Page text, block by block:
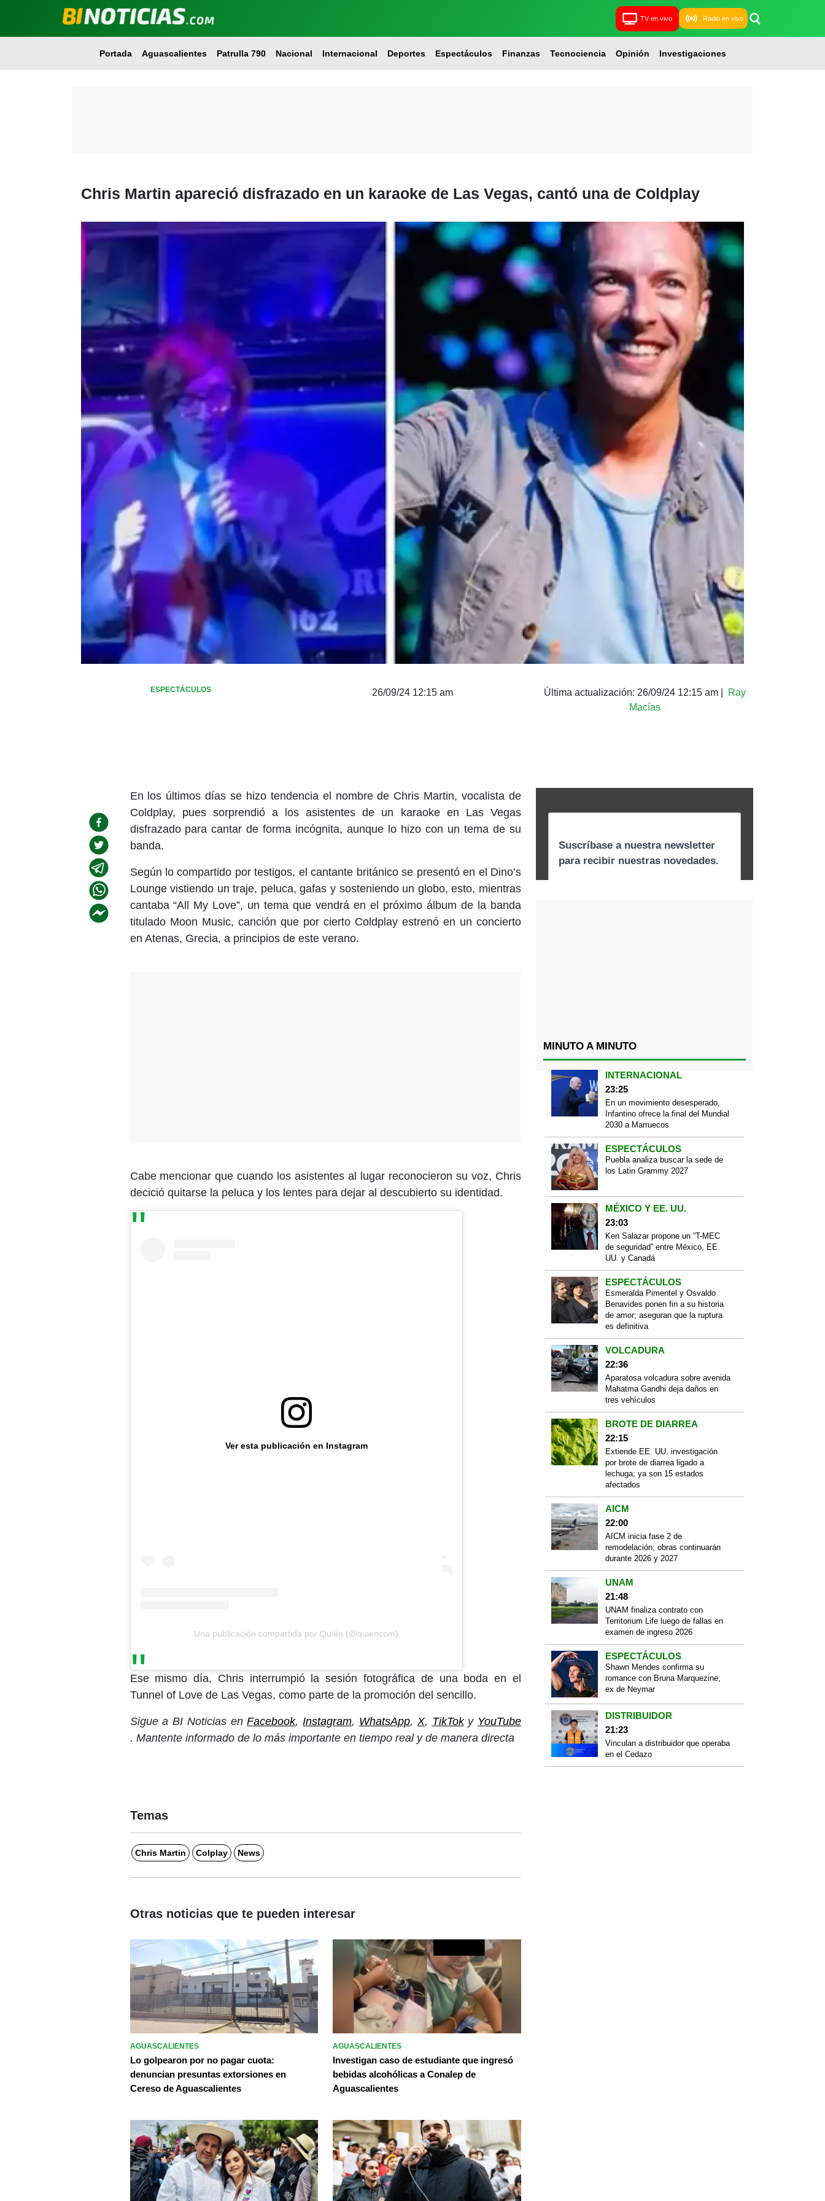
TV en vivo Radio en vivo
Portada Aguascalientes Patrulla 790 Nacional Internacional Deportes Espectáculos Finanzas Tecnociencia Opinión Investigaciones
Chris Martin apareció disfrazado en un karaoke de Las Vegas, cantó una de Coldplay
ESPECTÁCULOS 26/09/24 12:15 am Última actualización: 26/09/24 12:15 am|
Ray
Macías
En los últimos días se hizo tendencia el nombre de Chris Martin, vocalista de
Coldplay, pues sorprendió a los asistentes de un karaoke en Las Vegas
disfrazado para cantar de forma incógnita, aunque lo hizo con un tema de su
banda.
Según lo compartido por testigos, el cantante británico se presentó en el Dino’s
Lounge vistiendo un traje, peluca, gafas y sosteniendo un globo, esto, mientras
cantaba “All My Love”, un tema que vendrá en el próximo álbum de la banda
titulado Moon Music, canción que por cierto Coldplay estrenó en un concierto
en Atenas, Grecia, a principios de este verano.
Cabe mencionar que cuando los asistentes al lugar reconocieron su voz, Chris
decició quitarse la peluca y los lentes para dejar al descubierto su identidad.
Ver esta publicación en Instagram
Una publicación compartida por Quién (@quiencom)
Ese mismo día, Chris interrumpió la sesión fotográfica de una boda en el
Tunnel of Love de Las Vegas, como parte de la promoción del sencillo.
Sigue a BI Noticias enFacebook,Instagram, WhatsApp, X, TikToky YouTube
. Mantente informado de lo más importante en tiempo real y de manera directa
Temas
Chris Martin Colplay News
MINUTO A MINUTO
INTERNACIONAL
23:25
En un movimiento desesperado,
Infantino ofrece la final del Mundial
2030 a Marruecos
ESPECTÁCULOS
Puebla analiza buscar la sede de
los Latin Grammy 2027
MÉXICO Y EE. UU.
23:03
Ken Salazar propone un “T-MEC
de seguridad” entre México, EE.
UU. y Canadá
ESPECTÁCULOS
Esmeralda Pimentel y Osvaldo
Benavides ponen fin a su historia
de amor; aseguran que la ruptura
es definitiva
VOLCADURA
22:36
Aparatosa volcadura sobre avenida
Mahatma Gandhi deja daños en
tres vehículos
BROTE DE DIARREA
22:15
Extiende EE. UU. investigación
por brote de diarrea ligado a
lechuga; ya son 15 estados
afectados
AICM
22:00
AICM inicia fase 2 de
remodelación; obras continuarán
durante 2026 y 2027
UNAM
21:48
UNAM finaliza contrato con
Territorium Life luego de fallas en
examen de ingreso 2026
ESPECTÁCULOS
Shawn Mendes confirma su
romance con Bruna Marquezine,
ex de Neymar
DISTRIBUIDOR
21:23
Vinculan a distribuidor que operaba
en el Cedazo
Otras noticias que te pueden interesar
AGUASCALIENTES
Lo golpearon por no pagar cuota:
denuncian presuntas extorsiones en
Cereso de Aguascalientes
AGUASCALIENTES
Investigan caso de estudiante que ingresó
bebidas alcohólicas a Conalep de
Aguascalientes